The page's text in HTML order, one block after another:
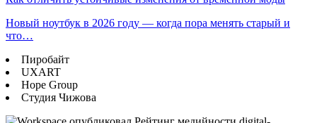
Новый ноутбук в 2026 году — когда пора менять старый и
что…
Пиробайт
UXART
Hope Group
Студия Чижова